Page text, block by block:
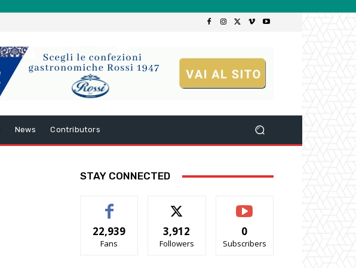
News Contributors
STAY CONNECTED
22,939
Fans
3,912
Followers
0
Subscribers